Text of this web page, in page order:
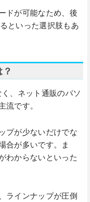
ドが可能なため、後
といった選択肢もあ
、ネット通販のパソ
流です。
プが少ないだけでな
合が多いです。ま
わからないといった
ラインナップが圧倒